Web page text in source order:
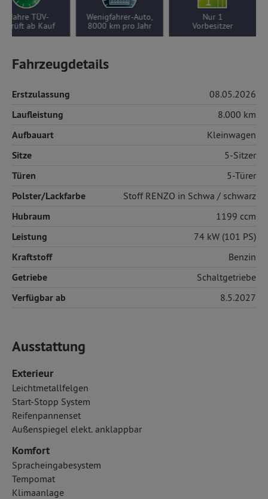
2 Jahre TÜV-
ab Kauf
Wenigfahrer-Auto,
8000 km pro Jahr
Nur 1
Vorbesitzer
Fahrzeugdetails
Erstzulassung 08.05.2026
Laufleistung 8.000 km
Aufbauart Kleinwagen
Sitze 5-Sitzer
Türen 5-Türer
Polster/Lackfarbe StoffRENZO in Schwa / schwarz
Hubraum 1199 ccm
Leistung 74 kW (101 PS)
Kraftstoff Benzin
Getriebe Schaltgetriebe
Verfügbar ab 8.5.2027
Ausstattung
Exterieur
Leichtmetallfelgen
Start-Stopp System
Reifenpannenset
Außenspiegel elekt. anklappbar
Komfort
Spracheingabesystem
Tempomat
Klimaanlage